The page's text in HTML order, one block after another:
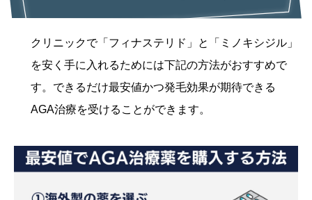
クリニックで「フィナステリド」と「ミノキシジル」
を安く手に入れるためには下記の方法がおすすめで
す。できるだけ最安値かつ発毛効果が期待できる
AGA治療を受けることができます。